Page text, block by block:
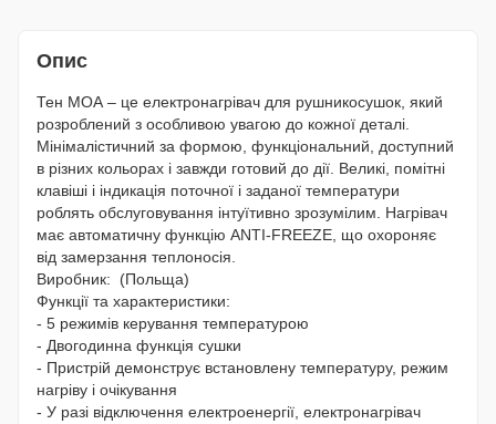
Опис
Тен МОА – це електронагрівач для рушникосушок, який
розроблений з особливою увагою до кожної деталі.
Мінімалістичний за формою, функціональний, доступний
в різних кольорах і завжди готовий до дії. Великі, помітні
клавіші і індикація поточної і заданої температури
роблять обслуговування інтуїтивно зрозумілим. Нагрівач
має автоматичну функцію ANTI-FREEZE, що охороняє
від замерзання теплоносія.
Виробник: (Польща)
Функцiї та характеристики:
- 5 режимів керування температурою
- Двогодинна функція сушки
- Пристрій демонструє встановлену температуру, режим
нагріву і очікування
- У разі відключення електроенергії, електронагрівач